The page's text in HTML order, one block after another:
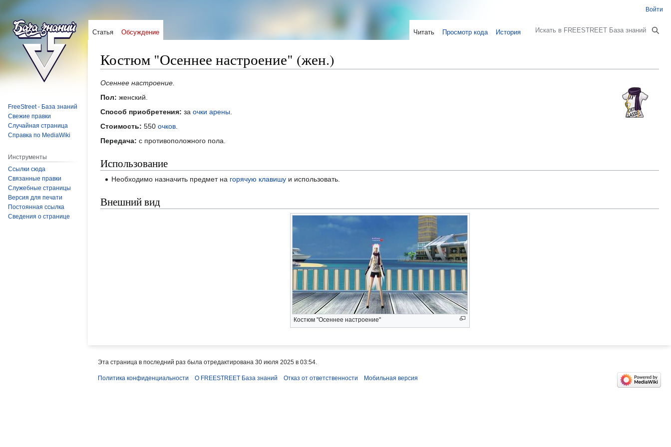
Костюм "Осеннее настроение" (жен.)
Перейти
к
Перейти
к
Осеннее настроение.
Пол: женский.
Способ приобретения: за очки арены.
Стоимость: 550 очков.
Передача: с противоположного пола.
Использование
Необходимо назначить предмет на горячую клавишу и использовать.
Внешний вид
Костюм "Осеннее настроение"
Войти
Статья Обсуждение Читать Просмотр кода История Поиск
FreeStreet - База знаний
Свежие правки
Случайная страница
Справка по MediaWiki
Инструменты
Ссылки сюда
Связанные правки
Служебные страницы
Версия для печати
Постоянная ссылка
Сведения о странице
Эта страница в последний раз была отредактирована 30 июля 2025 в 03:54.
Политика конфиденциальности О FREESTREET База знаний Отказ от ответственности Мобильная версия